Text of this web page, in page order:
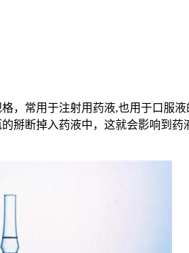
常用于注射用药液,也用于口服
掰断掉入药液中，这就会影响到